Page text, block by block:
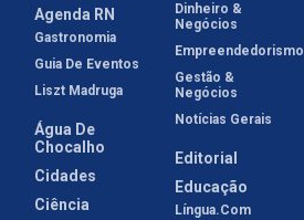
Agenda RN
Gastronomia
Guia De Eventos
Liszt Madruga
Água De
Chocalho
Cidades
Ciência
Dinheiro &
Negócios
Empreendedorismo
Gestão &
Negócios
Notícias Gerais
Editorial
Educação
Língua.com